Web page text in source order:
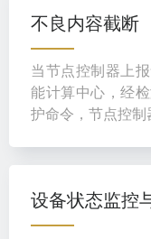
不良内容截断
当节点控制器上
能计算中心，经
护命令，节点控
设备状态监控